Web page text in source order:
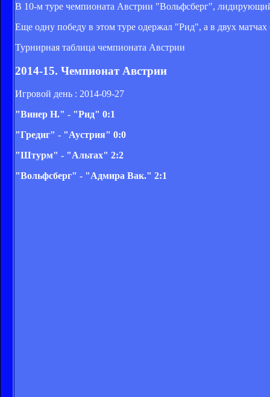
В 10-м туре чемпионата Австрии "Вольфсберг",
Еще одну победу в этом туре одержал "Рид", а в двух
Турнирная таблица чемпионата Австрии
2014-15. Чемпионат Австрии
Игровой день : 2014-09-27
"Винер Н." - "Рид" 0:1
"Гредиг" - "Аустрия" 0:0
"Штурм" - "Альтах" 2:2
"Вольфсберг" - "Адмира Вак." 2:1